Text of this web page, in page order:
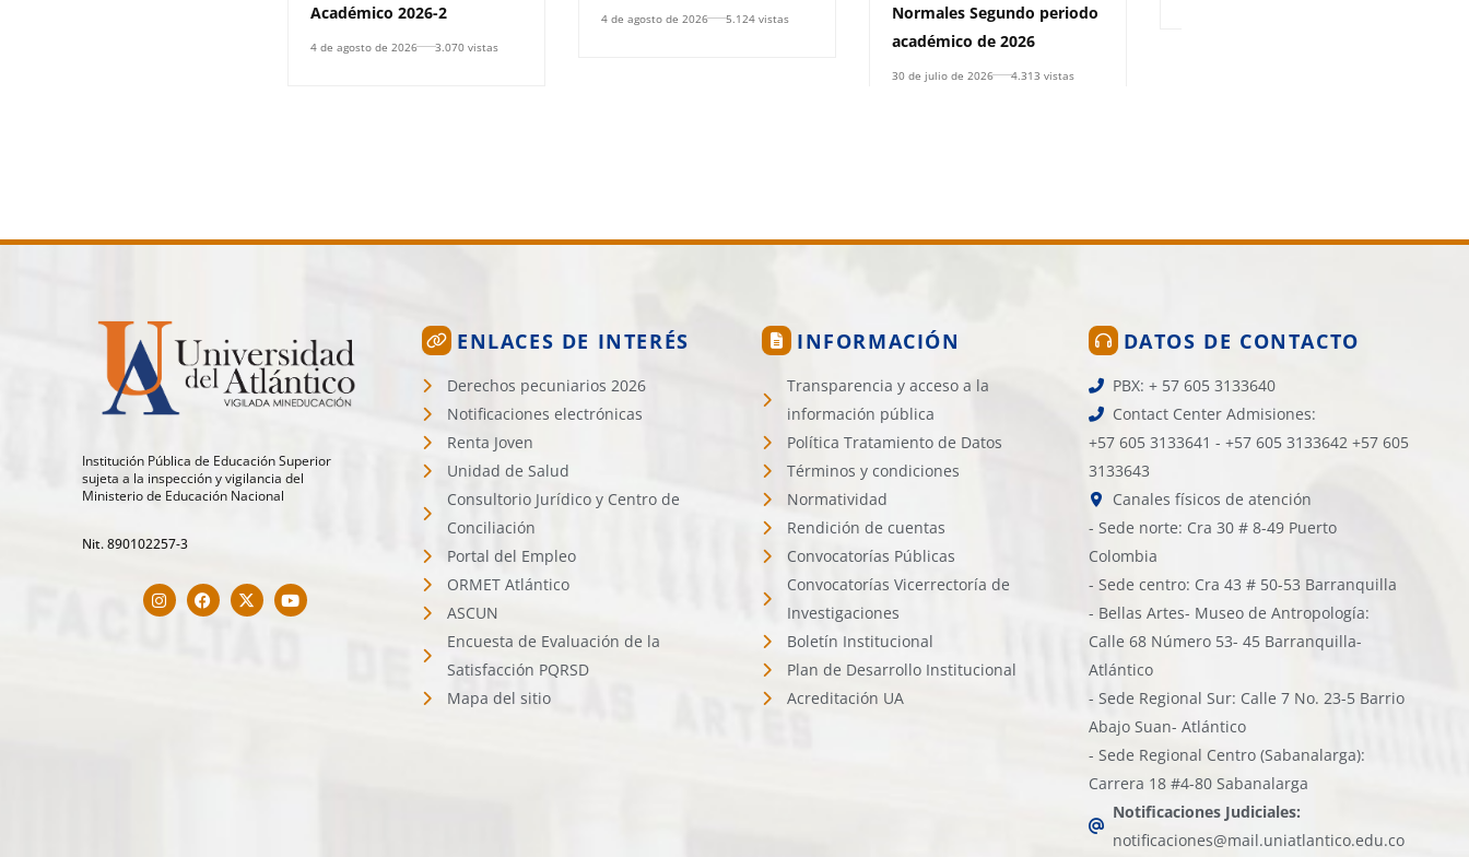
Académico 2026-2
4 de agosto de 2026 3.070 vistas
4 de agosto de 2026 5.124 vistas
Normales Segundo periodo
académico de 2026
30 de julio de 2026 4.313 vistas
Institución Pública de Educación Superior
sujeta a la inspección y vigilancia del
Ministerio de Educación Nacional
Nit. 890102257-3
ENLACES DE INTERÉS
Derechos pecuniarios 2026
Notificaciones electrónicas
Renta Joven
Unidad de Salud
Consultorio Jurídico y Centro de
Conciliación
Portal del Empleo
ORMET Atlántico
ASCUN
Encuesta de Evaluación de la
Satisfacción PQRSD
Mapa del sitio
INFORMACIÓN
Transparencia y acceso a la
información pública
Política Tratamiento de Datos
Términos y condiciones
Normatividad
Rendición de cuentas
Convocatorías Públicas
Convocatorías Vicerrectoría de
Investigaciones
Boletín Institucional
Plan de Desarrollo Institucional
Acreditación UA
DATOS DE CONTACTO
PBX: + 57 605 3133640
Contact Center Admisiones:
+57 605 3133641 - +57 605 3133642 +57 605
3133643
Canales físicos de atención
- Sede norte: Cra 30 # 8-49 Puerto
Colombia
- Sede centro: Cra 43 # 50-53 Barranquilla
- Bellas Artes- Museo de Antropología:
Calle 68 Número 53- 45 Barranquilla-
Atlántico
- Sede Regional Sur: Calle 7 No. 23-5 Barrio
Abajo Suan- Atlántico
- Sede Regional Centro (Sabanalarga):
Carrera 18 #4-80 Sabanalarga
Notificaciones Judiciales:
notificaciones@mail.uniatlantico.edu.co